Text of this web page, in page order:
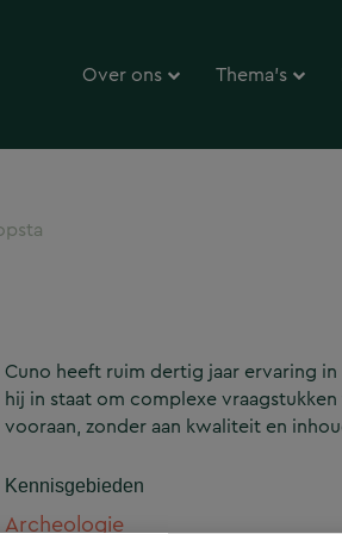
Over ons Thema’s
Cuno heeft ruim dertig jaar ervaring
hij in staat om complexe
vooraan, zonder aan kwaliteit en
Kennisgebieden
Archeologie